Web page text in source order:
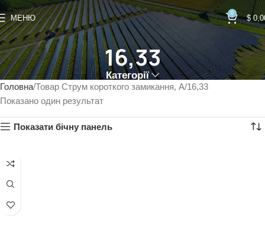
МЕНЮ
0
$
16,33
Категорії
Головна Товар Струм короткого замикання, А 16,33
Показано один результат
Показати бічну панель